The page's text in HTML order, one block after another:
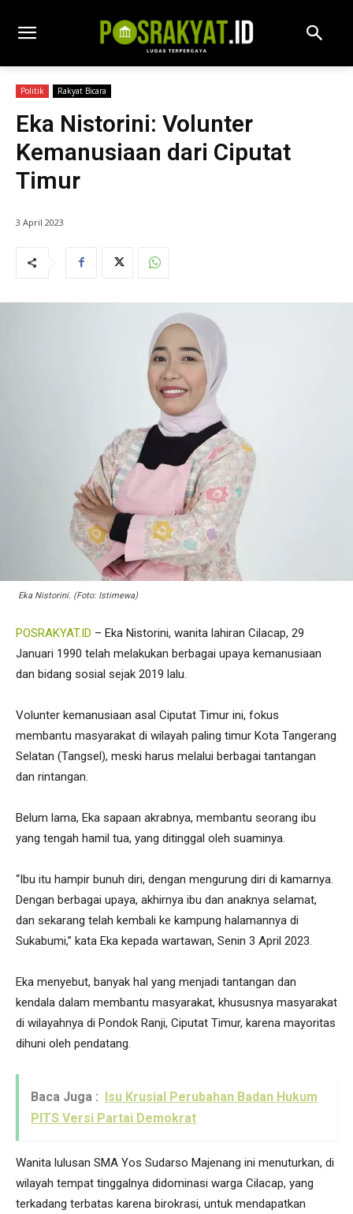
Politik Rakyat Bicara
Eka Nistorini: Volunter
Kemanusiaan dari Ciputat
Timur
3 April 2023
Eka Nistorini. (Foto: Istimewa)
POSRAKYAT.ID – Eka Nistorini, wanita lahiran Cilacap, 29
Januari 1990 telah melakukan berbagai upaya kemanusiaan
dan bidang sosial sejak 2019 lalu.
Volunter kemanusiaan asal Ciputat Timur ini, fokus
membantu masyarakat di wilayah paling timur Kota Tangerang
Selatan (Tangsel), meski harus melalui berbagai tantangan
dan rintangan.
Belum lama, Eka sapaan akrabnya, membantu seorang ibu
yang tengah hamil tua, yang ditinggal oleh suaminya.
“Ibu itu hampir bunuh diri, dengan mengurung diri di kamarnya.
Dengan berbagai upaya, akhirnya ibu dan anaknya selamat,
dan sekarang telah kembali ke kampung halamannya di
Sukabumi,” kata Eka kepada wartawan, Senin 3 April 2023.
Eka menyebut, banyak hal yang menjadi tantangan dan
kendala dalam membantu masyarakat, khususnya masyarakat
di wilayahnya di Pondok Ranji, Ciputat Timur, karena mayoritas
dihuni oleh pendatang.
Baca Juga : Isu Krusial Perubahan Badan Hukum
PITS Versi Partai Demokrat
Wanita lulusan SMA Yos Sudarso Majenang ini menuturkan, di
wilayah tempat tinggalnya didominasi warga Cilacap, yang
terkadang terbatas karena birokrasi, untuk mendapatkan